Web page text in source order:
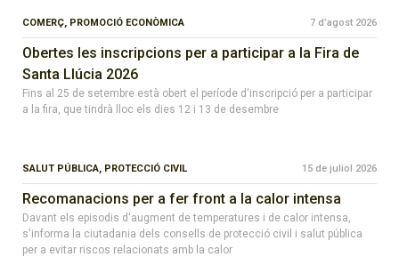
COMERÇ, PROMOCIÓ ECONÒMICA 7 d’agost 2026
Obertes les inscripcions per a participar a la Fira de
Santa Llúcia 2026
Fins al 25 de setembre està obert el període d'inscripció per a participar
a la fira, que tindrà lloc els dies 12 i 13 de desembre
SALUT PÚBLICA, PROTECCIÓ CIVIL 15 de juliol 2026
Recomanacions per a fer front a la calor intensa
Davant els episodis d'augment de temperatures i de calor intensa,
s'informa la ciutadania dels consells de protecció civil i salut pública
per a evitar riscos relacionats amb la calor